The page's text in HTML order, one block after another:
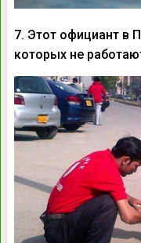
7. Этот официант в
которых не